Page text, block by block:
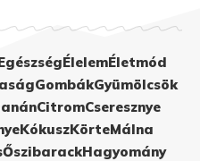
ÉlelemÉletmód
GombákGyümölcsök
CitromCseresznye
KókuszKörteMálna
ŐszibarackHagyomány